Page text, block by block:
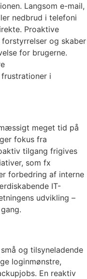
Langsom e-mail,
nedbrud i telefoni
Proaktive
og skaber
for brugerne.
i
meget tid på
fokus fra
tilgang frigives
som fx
forbedring af interne
IT-
udvikling –
og tilsyneladende
loginmønstre,
En reaktiv